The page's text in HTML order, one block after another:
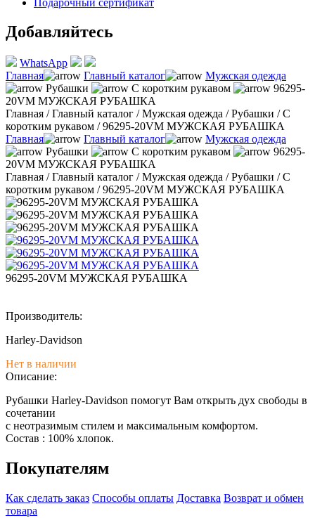
Добавляйтесь
WhatsApp
Главная
Главный каталог
Мужская одежда
Рубашки
С коротким рукавом
96295-
20VM МУЖСКАЯ РУБАШКА
Главная /Главный каталог /Мужская одежда /Рубашки /С
коротким рукавом /96295-20VM МУЖСКАЯ РУБАШКА
Главная
Главный каталог
Мужская одежда
Рубашки
С коротким рукавом
96295-
20VM МУЖСКАЯ РУБАШКА
Главная /Главный каталог /Мужская одежда /Рубашки /С
коротким рукавом /96295-20VM МУЖСКАЯ РУБАШКА
96295-20VM МУЖСКАЯ РУБАШКА
Производитель:
Harley-Davidson
Нет в наличии
Описание:
Рубашки Harley-Davidson помогут Вам открыть дух свободы в
сочетании
с неотразимым стилем и максимальным комфортом.
Состав : 100% хлопок.
Покупателям
Как сделать заказ Способы оплаты Доставка Возврат и обмен
товара